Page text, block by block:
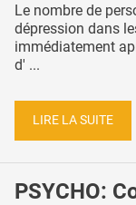
Le nombre de
dépression dans
immédiatement
d' ...
LIRE LA SUITE
PSYCHO: